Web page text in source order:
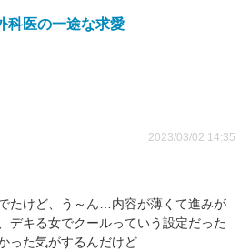
科医の一途な求愛
2023/03/02 14:35
たけど、う～ん…内容が薄くて進みが
デキる女でクールっていう設定だった
った気がするんだけど…